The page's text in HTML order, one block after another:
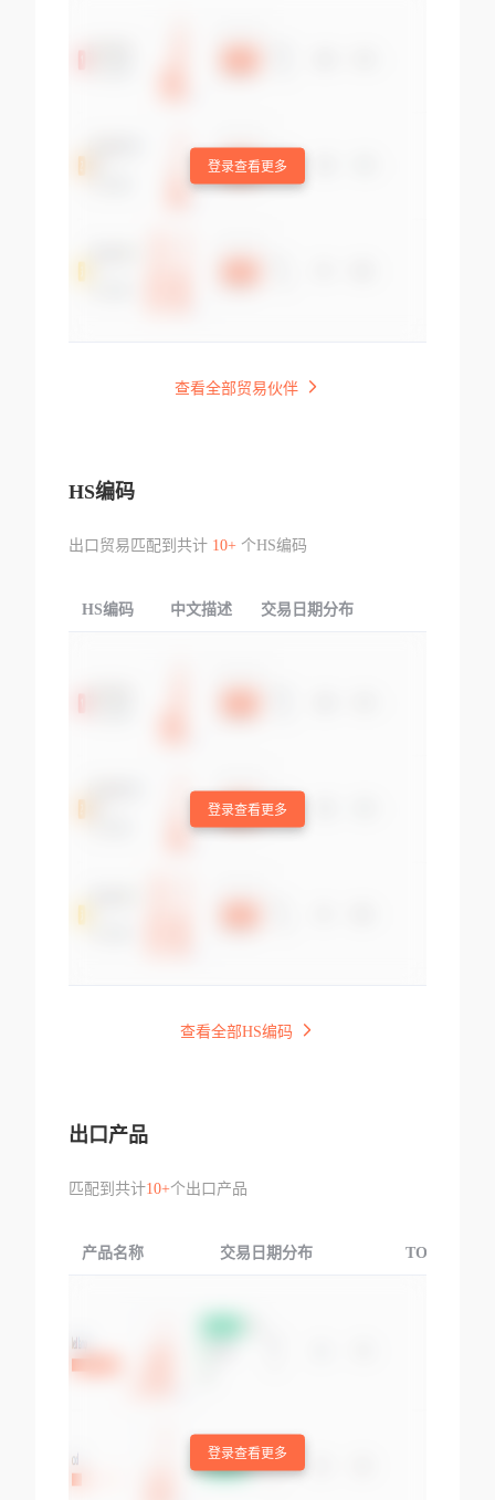
登录查看更多
查看全部贸易伙伴
HS编码
出口贸易匹配到共计 10+个HS编码
HS编码 中文描述 交易日期分布
登录查看更多
查看全部HS编码
出口产品
匹配到共计10+个出口产品
产品名称 交易日期分布 TOP3交易国
登录查看更多